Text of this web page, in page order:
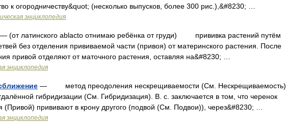
к огородничеству&quot; (несколько выпусков, более 300 рис.),&#8230; …
энциклопедия
— (от латинского ablacto отнимаю ребёнка от груди) прививка растений путём
без отделения прививаемой части (привоя) от материнского растения. После
привой отделяют от маточного растения, оставляя на&#8230; …
энциклопедия
— метод преодоления нескрещиваемости (См. Нескрещиваемость)
гибридизации (См. Гибридизация). В. с. заключается в том, что черенок
(Привой) прививают в крону другого (подвой (См. Подвои)), через&#8230; …
энциклопедия